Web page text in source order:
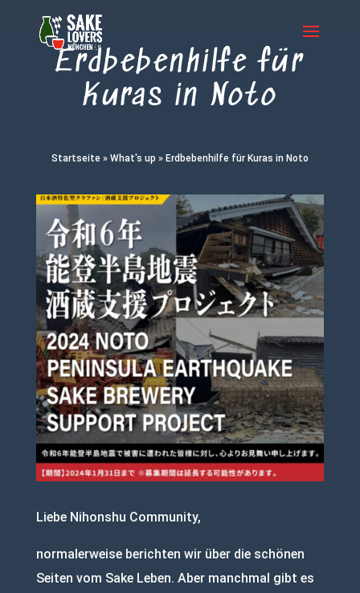
Erdbebenhilfe für
Kuras in Noto
Startseite » What's up » Erdbebenhilfe für Kuras in Noto
Liebe Nihonshu Community,
normalerweise berichten wir über die schönen
Seiten vom Sake Leben. Aber manchmal gibt es